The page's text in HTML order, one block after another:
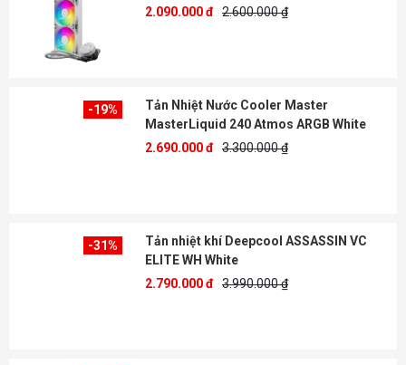
2.090.000 đ 2.600.000 ₫
-19%
Tản Nhiệt Nước Cooler Master
MasterLiquid 240 Atmos ARGB White
2.690.000 đ 3.300.000 ₫
-31%
Tản nhiệt khí Deepcool ASSASSIN VC
ELITE WH White
2.790.000 đ 3.990.000 ₫